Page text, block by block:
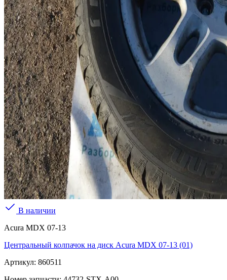
В наличии
Acura MDX 07-13
Центральный колпачок на диск Acura MDX 07-13 (01)
Артикул: 860511